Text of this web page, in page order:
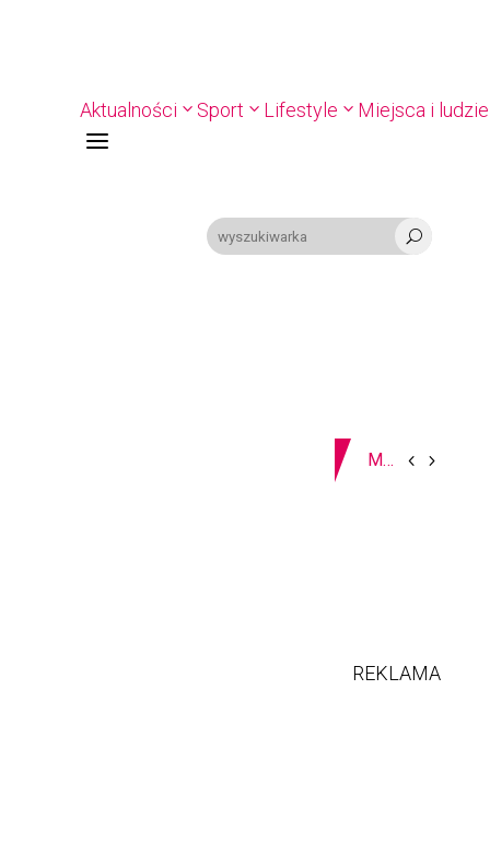
Aktualności Sport Lifestyle Miejsca i ludzie
a
U
MIASTO. W Kaliszu kręcą film. Zmiany w kursowaniu autobusów KLA
REKLAMA